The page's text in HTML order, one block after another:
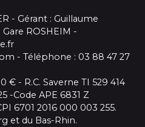
- Gérant : Guillaume
Gare ROSHEIM -
- Téléphone : 03 88 47 27
€ - R.C. Saverne TI 529 414
-Code APE 6831 Z
6701 2016 000 003 255.
et du Bas-Rhin.